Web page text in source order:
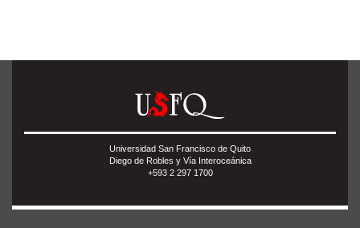
Universidad San Francisco de Quito
Diego de Robles y Vía Interoceánica
+593 2 297 1700